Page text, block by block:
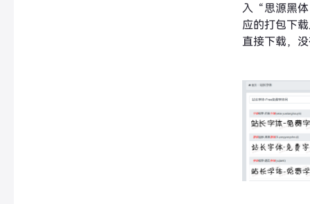
入“思源黑
应的打包下
直接下载，